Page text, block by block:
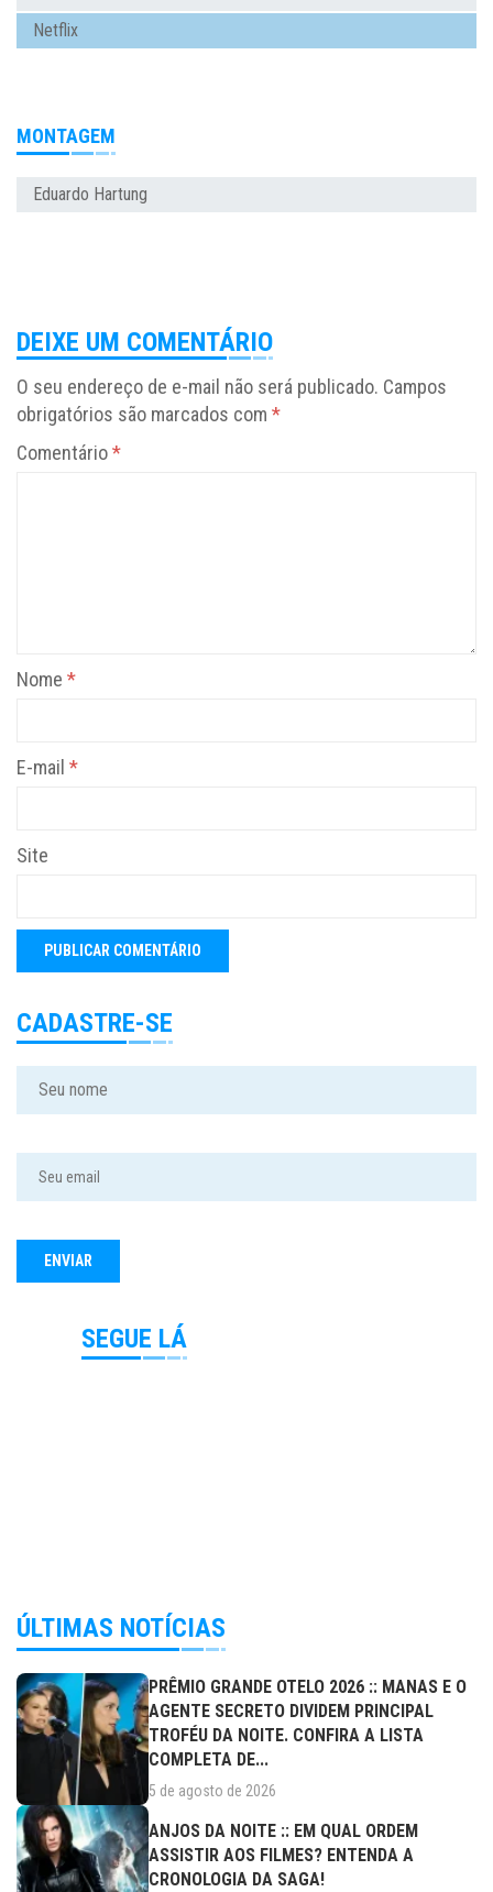
Netflix
MONTAGEM
Eduardo Hartung
DEIXE UM COMENTÁRIO
O seu endereço de e-mail não será publicado. Campos
obrigatórios são marcados com *
Comentário*
Nome *
E-mail *
Site
CADASTRE-SE
SEGUE LÁ
ÚLTIMAS NOTÍCIAS
PRÊMIO GRANDE OTELO 2026 :: MANAS E O
AGENTE SECRETO DIVIDEM PRINCIPAL
TROFÉU DA NOITE. CONFIRA A LISTA
COMPLETA DE...
5 de agosto de 2026
ANJOS DA NOITE :: EM QUAL ORDEM
ASSISTIR AOS FILMES? ENTENDA A
CRONOLOGIA DA SAGA!